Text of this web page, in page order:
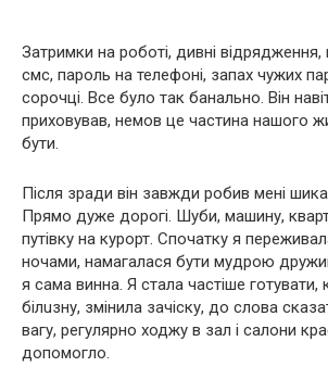
Затримки на роботі, дивні відрядження,
смс, пароль на телефоні, запах чужих
сорочці. Все було так банально. Він
приховував, немов це частина нашого
бути.
Після зради він завжди робив мені
Прямо дуже дорогі. Шуби, машину,
путівку на курорт. Спочатку я
ночами, намагалася бути мудрою
я сама винна. Я стала частіше готувати,
бiлuзну, змінила зачіску, до слова
вагу, регулярно ходжу в зал і салони
допомогло.